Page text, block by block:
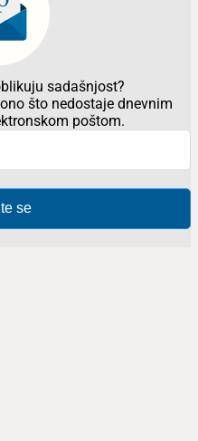
sadašnjost?
što nedostaje dnevnim
poštom.
se